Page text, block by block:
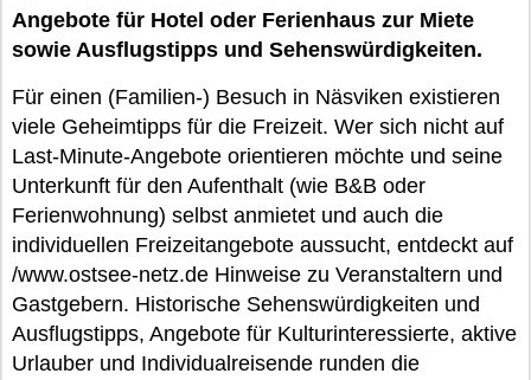
Angebote für Hotel oder Ferienhaus zur Miete
sowie Ausflugstipps und Sehenswürdigkeiten.
Für einen (Familien-) Besuch in Näsviken existieren
viele Geheimtipps für die Freizeit. Wer sich nicht auf
Last-Minute-Angebote orientieren möchte und seine
Unterkunft für den Aufenthalt (wie B&B oder
Ferienwohnung) selbst anmietet und auch die
individuellen Freizeitangebote aussucht, entdeckt auf
/www.ostsee-netz.de Hinweise zu Veranstaltern und
Gastgebern. Historische Sehenswürdigkeiten und
Ausflugstipps, Angebote für Kulturinteressierte, aktive
Urlauber und Individualreisende runden die